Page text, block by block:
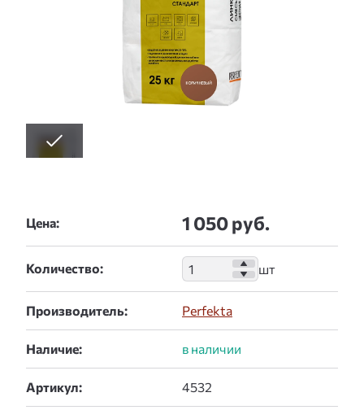
Цена: 1 050 руб.
Количество:
Производитель: Perfekta
Наличие:
Артикул: